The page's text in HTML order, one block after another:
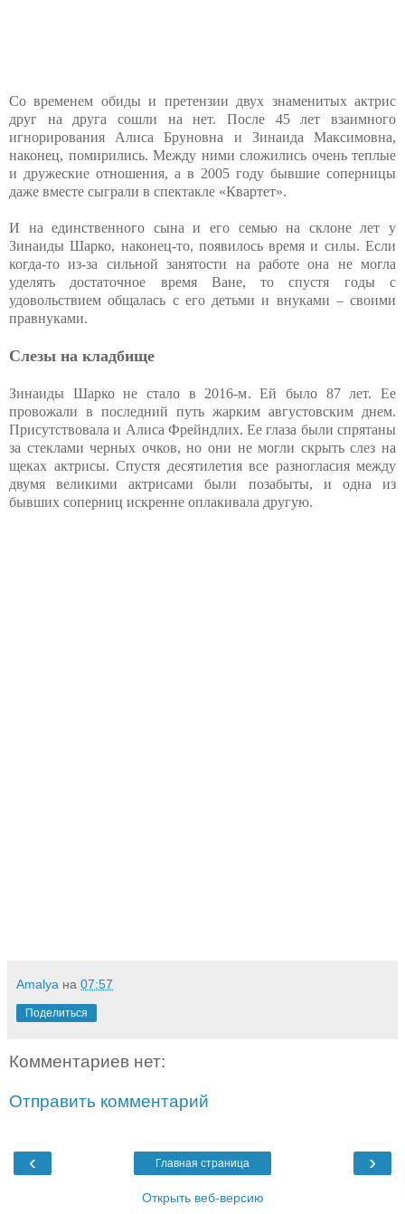
Со временем обиды и претензии двух знаменитых актрис
друг на друга сошли на нет. После 45 лет взаимного
игнорирования Алиса Бруновна и Зинаида Максимовна,
наконец, помирились. Между ними сложились очень теплые
и дружеские отношения, а в 2005 году бывшие соперницы
даже вместе сыграли в спектакле «Квартет».
И на единственного сына и его семью на склоне лет у
Зинаиды Шарко, наконец-то, появилось время и силы. Если
когда-то из-за сильной занятости на работе она не могла
уделять достаточное время Ване, то спустя годы с
удовольствием общалась с его детьми и внуками – своими
правнуками.
Слезы на кладбище
Зинаиды Шарко не стало в 2016-м. Ей было 87 лет. Ее
провожали в последний путь жарким августовским днем.
Присутствовала и Алиса Фрейндлих. Ее глаза были спрятаны
за стеклами черных очков, но они не могли скрыть слез на
щеках актрисы. Спустя десятилетия все разногласия между
двумя великими актрисами были позабыты, и одна из
бывших соперниц искренне оплакивала другую.
Amalya на 07:57
Поделиться
Комментариев нет:
Отправить комментарий
‹ ›
Главная страница
Открыть веб-версию